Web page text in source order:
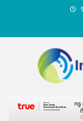
คนกั